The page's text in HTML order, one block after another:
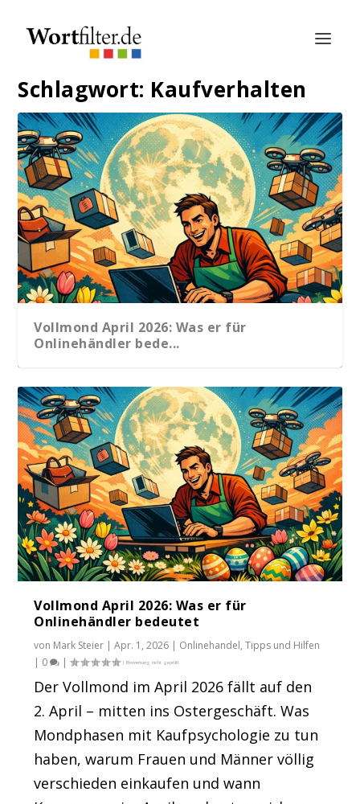
Schlagwort: Kaufverhalten
Vollmond April 2026: Was er für
Onlinehändler bede...
Vollmond April 2026: Was er für
Onlinehändler bedeutet
von Mark Steier |Apr. 1, 2026 | Onlinehandel,Tipps und Hilfen
| 0 |
Der Vollmond im April 2026 fällt auf den
2. April – mitten ins Ostergeschäft. Was
Mondphasen mit Kaufpsychologie zu tun
haben, warum Frauen und Männer völlig
verschieden einkaufen und wann